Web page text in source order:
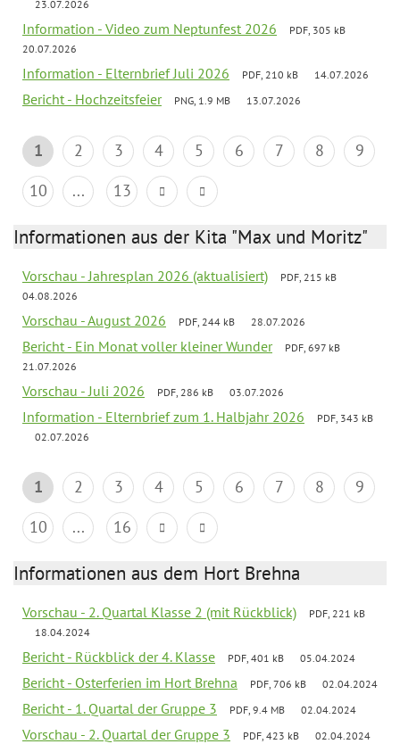
23.07.2026
Information - Video zum Neptunfest 2026
PDF, 305 kB
20.07.2026
Information - Elternbrief Juli 2026 PDF, 210 kB 14.07.2026
Bericht - Hochzeitsfeier PNG, 1.9 MB 13.07.2026
1 2 3 4 5 6 7 8
9
10
... 13
Informationen aus der Kita "Max und Moritz"
Vorschau - Jahresplan 2026 (aktualisiert)
PDF, 215 kB
04.08.2026
Vorschau - August 2026 PDF, 244 kB 28.07.2026
Bericht - Ein Monat voller kleiner Wunder
PDF, 697 kB
21.07.2026
Vorschau - Juli 2026 PDF, 286 kB 03.07.2026
Information - Elternbrief zum 1. Halbjahr 2026
PDF, 343 kB
02.07.2026
1 2 3 4 5 6 7 8
9
10
... 16
Informationen aus dem Hort Brehna
Vorschau - 2. Quartal Klasse 2 (mit Rückblick)
PDF, 221 kB
18.04.2024
Bericht - Rückblick der 4. Klasse PDF, 401 kB 05.04.2024
Bericht - Osterferien im Hort Brehna PDF, 706 kB 02.04.2024
Bericht - 1. Quartal der Gruppe 3 PDF, 9.4 MB 02.04.2024
Vorschau - 2. Quartal der Gruppe 3 PDF, 423 kB 02.04.2024